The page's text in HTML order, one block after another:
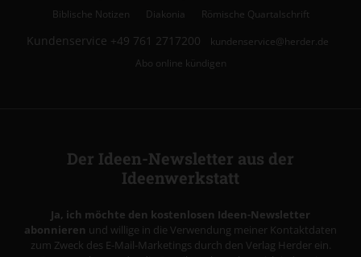
Biblische Notizen
Diakonia Römische Quartalschrift
Kundenservice +49 761 2717200
kundenservice@herder.de
Abo online kündigen
Der Ideen-Newsletter aus der
Ideenwerkstatt
Ja, ich möchte den kostenlosen Ideen-Newsletter
abonnieren und willige in die Verwendung meiner Kontaktdaten
zum Zweck des E-Mail-Marketings durch den Verlag Herder ein.